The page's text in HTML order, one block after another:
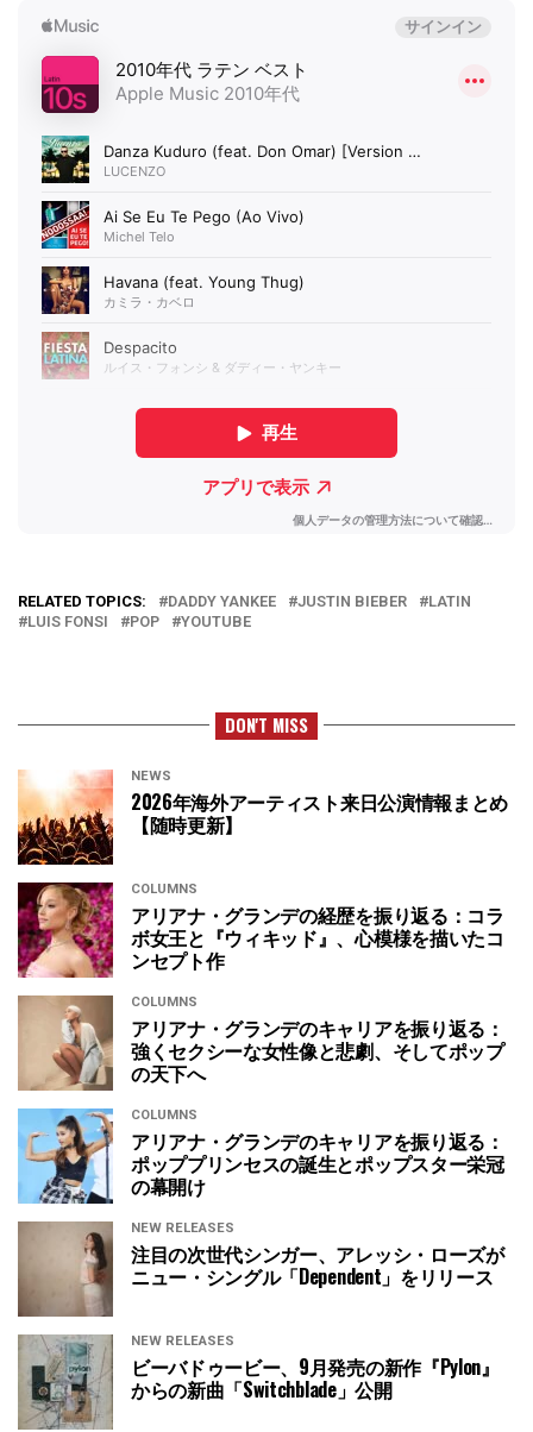
RELATED TOPICS: DADDY YANKEE JUSTIN BIEBER
LATIN
LUIS FONSI
POP YOUTUBE
DON'T MISS
NEWS
2026年海外アーティスト来日公演情報まとめ
【随時更新】
COLUMNS
アリアナ・グランデの経歴を振り返る：コラ
ボ女王と『ウィキッド』、心模様を描いたコ
ンセプト作
COLUMNS
アリアナ・グランデのキャリアを振り返る：
強くセクシーな女性像と悲劇、そしてポップ
の天下へ
COLUMNS
アリアナ・グランデのキャリアを振り返る：
ポッププリンセスの誕生とポップスター栄冠
の幕開け
NEW RELEASES
注目の次世代シンガー、アレッシ・ローズが
ニュー・シングル「Dependent」をリリース
NEW RELEASES
ビーバドゥービー、9月発売の新作『Pylon』
からの新曲「Switchblade」公開